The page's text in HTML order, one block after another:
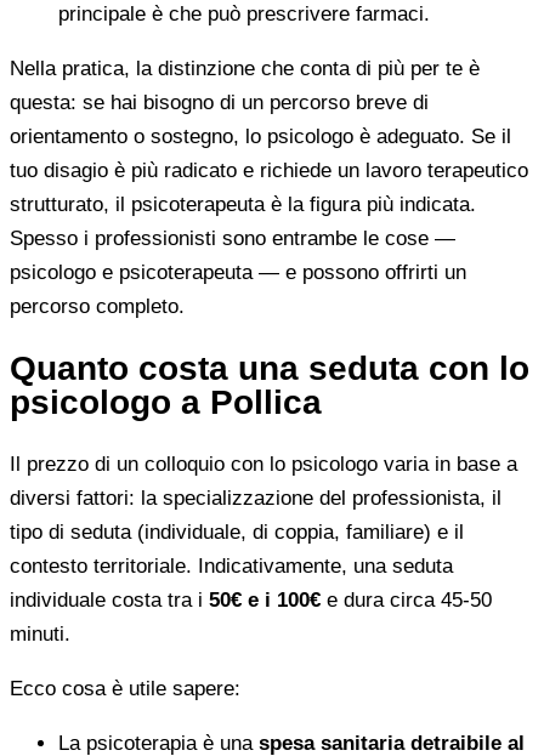
principale è che può prescrivere farmaci.
Nella pratica, la distinzione che conta di più per te è
questa: se hai bisogno di un percorso breve di
orientamento o sostegno, lo psicologo è adeguato. Se il
tuo disagio è più radicato e richiede un lavoro terapeutico
strutturato, il psicoterapeuta è la figura più indicata.
Spesso i professionisti sono entrambe le cose —
psicologo e psicoterapeuta — e possono offrirti un
percorso completo.
Quanto costa una seduta con lo
psicologo a Pollica
Il prezzo di un colloquio con lo psicologo varia in base a
diversi fattori: la specializzazione del professionista, il
tipo di seduta (individuale, di coppia, familiare) e il
contesto territoriale. Indicativamente, una seduta
individuale costa tra i 50€ e i 100€ e dura circa 45-50
minuti.
Ecco cosa è utile sapere:
La psicoterapia è una spesa sanitaria detraibile al